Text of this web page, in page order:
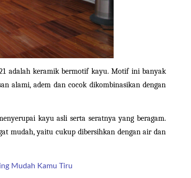
adalah keramik bermotif kayu. Motif ini banyak
alami, adem dan cocok dikombinasikan dengan
kayu asli serta seratnya yang beragam.
mudah, yaitu cukup dibersihkan dengan air dan
Mudah Kamu Tiru